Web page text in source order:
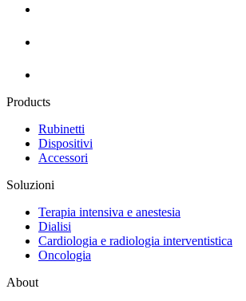
Products
Rubinetti
Dispositivi
Accessori
Soluzioni
Terapia intensiva e anestesia
Dialisi
Cardiologia e radiologia interventistica
Oncologia
About